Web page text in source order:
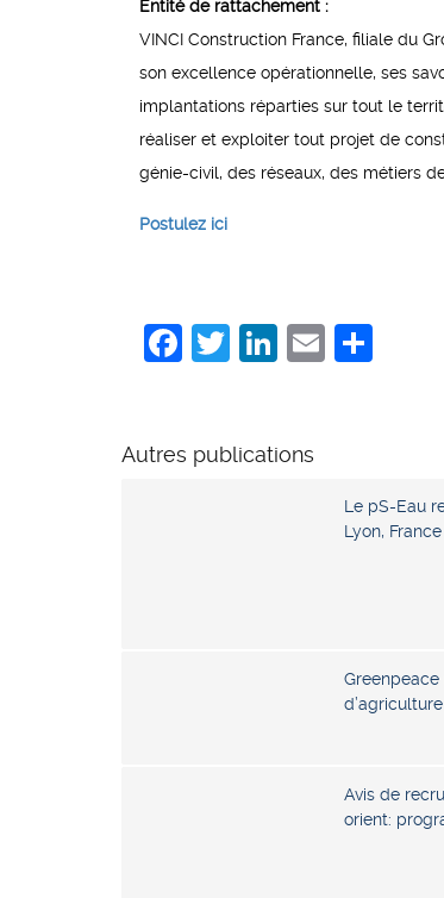
Entité de rattachement :
VINCI Construction France, filiale du
son excellence opérationnelle, ses
implantations réparties sur tout le
réaliser et exploiter tout projet de
génie-civil, des réseaux, des métiers
Postulez ici
Facebook
Twitter
LinkedIn
Email
Autres publications
Le pS-Eau
Lyon, France
Avis de
orient: